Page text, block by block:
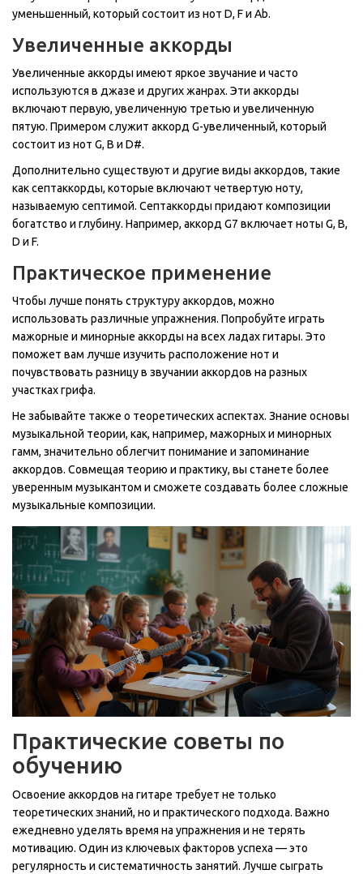
уменьшенный, который состоит из нот D, F и Ab.
Увеличенные аккорды
Увеличенные аккорды имеют яркое звучание и часто
используются в джазе и других жанрах. Эти аккорды
включают первую, увеличенную третью и увеличенную
пятую. Примером служит аккорд G-увеличенный, который
состоит из нот G, B и D#.
Дополнительно существуют и другие виды аккордов, такие
как септаккорды, которые включают четвертую ноту,
называемую септимой. Септаккорды придают композиции
богатство и глубину. Например, аккорд G7 включает ноты G, B,
D и F.
Практическое применение
Чтобы лучше понять структуру аккордов, можно
использовать различные упражнения. Попробуйте играть
мажорные и минорные аккорды на всех ладах гитары. Это
поможет вам лучше изучить расположение нот и
почувствовать разницу в звучании аккордов на разных
участках грифа.
Не забывайте также о теоретических аспектах. Знание основы
музыкальной теории, как, например, мажорных и минорных
гамм, значительно облегчит понимание и запоминание
аккордов. Совмещая теорию и практику, вы станете более
уверенным музыкантом и сможете создавать более сложные
музыкальные композиции.
Практические советы по
обучению
Освоение аккордов на гитаре требует не только
теоретических знаний, но и практического подхода. Важно
ежедневно уделять время на упражнения и не терять
мотивацию. Один из ключевых факторов успеха — это
регулярность и систематичность занятий. Лучше сыграть